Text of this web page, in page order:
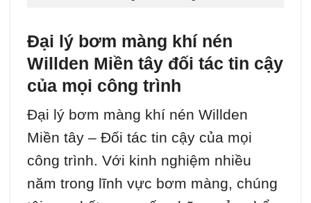
Đại lý bơm màng khí nén
Willden Miền tây đối tác tin cậy
của mọi công trình
Đại lý bơm màng khí nén Willden
Miền tây – Đối tác tin cậy của mọi
công trình. Với kinh nghiệm nhiều
năm trong lĩnh vực bơm màng, chúng